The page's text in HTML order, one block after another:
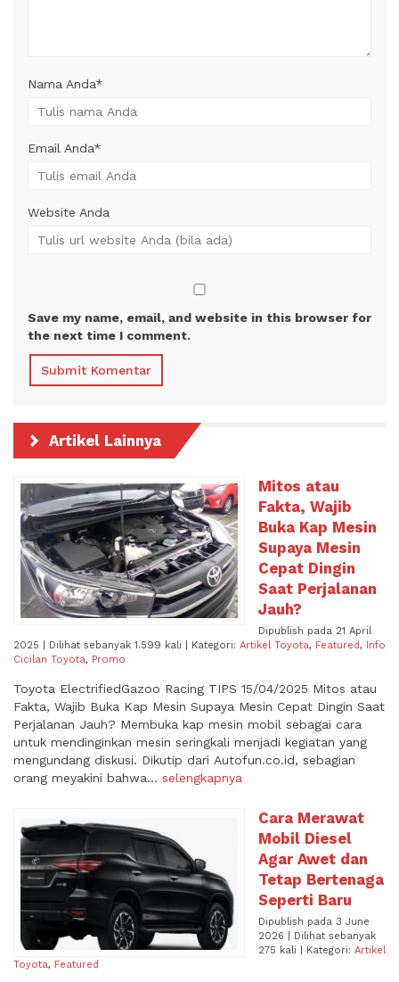
Nama Anda*
Email Anda*
Website Anda
Save my name, email, and website in this browser for
the next time I comment.
Artikel Lainnya
Mitos atau
Fakta, Wajib
Buka Kap Mesin
Supaya Mesin
Cepat Dingin
Saat Perjalanan
Jauh?
Dipublish pada 21 April
2025 | Dilihat sebanyak 1.599 kali | Kategori: Artikel Toyota, Featured,
Info
Cicilan Toyota, Promo
Toyota ElectrifiedGazoo Racing TIPS 15/04/2025 Mitos atau
Fakta, Wajib Buka Kap Mesin Supaya Mesin Cepat Dingin Saat
Perjalanan Jauh? Membuka kap mesin mobil sebagai cara
untuk mendinginkan mesin seringkali menjadi kegiatan yang
mengundang diskusi. Dikutip dari Autofun.co.id, sebagian
orang meyakini bahwa... selengkapnya
Cara Merawat
Mobil Diesel
Agar Awet dan
Tetap Bertenaga
Seperti Baru
Dipublish pada 3 June
2026 | Dilihat sebanyak
275 kali | Kategori: Artikel
Toyota, Featured